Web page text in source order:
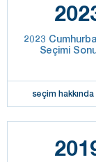
2023
Seçimi
seçim